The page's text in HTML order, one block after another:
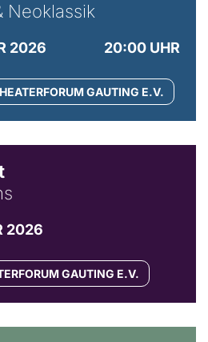
Neoklassik
2026
20:00 UHR
GAUTING E.V.
2026
GAUTING E.V.